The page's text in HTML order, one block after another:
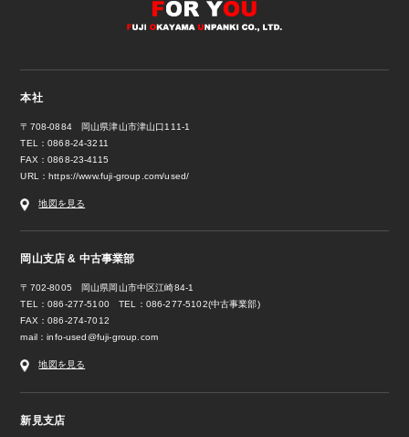
本社
〒708-0884 岡山県津山市津山口111-1
TEL：0868-24-3211
FAX：0868-23-4115
URL：https://www.fuji-group.com/used/
地図を見る
岡山支店 & 中古事業部
〒702-8005 岡山県岡山市中区江崎84-1
TEL：086-277-5100 TEL：086-277-5102(中古事業部)
FAX：086-274-7012
mail：info-used@fuji-group.com
地図を見る
新見支店